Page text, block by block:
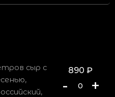
сыр с
890 ₽
- 0 +